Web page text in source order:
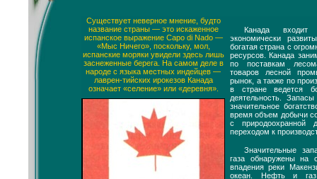
Существует неверное мнение, будто
название страны — это искаженное
испанское выражение Capo di Nado —
«Мыс Ничего», поскольку, мол,
испанские моряки увидели здесь лишь
заснеженные берега. На самом деле в
народе с языка местных индейцев —
лаврен-тийских ирокезов Канада
означает «селение» или «деревня».
Канада
экономически
богатая страна с
ресурсов. Канада
по поставкам
товаров лесной
рынок, а также по
в стране ведется
деятельность.
значительное
время объем добычи
с природоохранной
переходом к
Значительные
газа обнаружены на
впадения реки
океан. Нефть и